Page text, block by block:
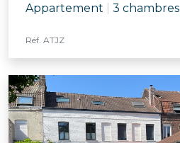
Appartement 3 chambres
Réf. ATJZ